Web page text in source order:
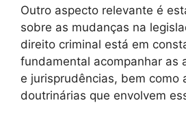
Outro aspecto relevante é
sobre as mudanças na
direito criminal está em
fundamental acompanhar as
e jurisprudências, bem como
doutrinárias que envolvem